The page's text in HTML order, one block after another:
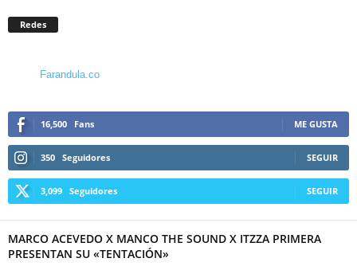
Redes
Farandula.co
16,500 Fans ME GUSTA
350 Seguidores SEGUIR
3,099 Seguidores SEGUIR
MARCO ACEVEDO X MANCO THE SOUND X ITZZA PRIMERA
PRESENTAN SU «TENTACIÓN»